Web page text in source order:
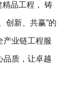
品工程， 铸
创新、共赢”的
产业链工程服
品质，让卓越